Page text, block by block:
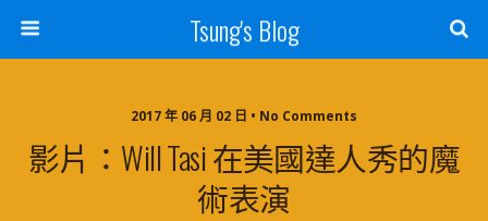
Tsung's Blog
2017 年 06 月 02 日 • No Comments
影片：Will Tasi 在美國達人秀的魔
術表演